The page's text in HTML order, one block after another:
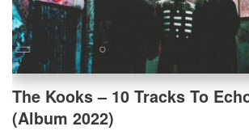
The Kooks – 10 Tracks To
(Album 2022)